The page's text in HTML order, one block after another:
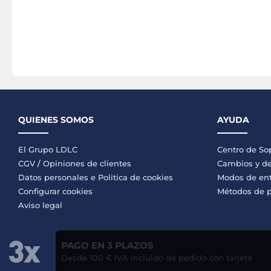
QUIENES SOMOS
El Grupo LDLC
CGV / Opiniones de clientes
Datos personales e Politica de cookies
Configurar cookies
Aviso legal
AYUDA
Centro de
Cambios y
Modos de
Métodos de
PAGO EN 3 PLAZOS
Desde 100 € IVA incluido de pedido con tarjeta